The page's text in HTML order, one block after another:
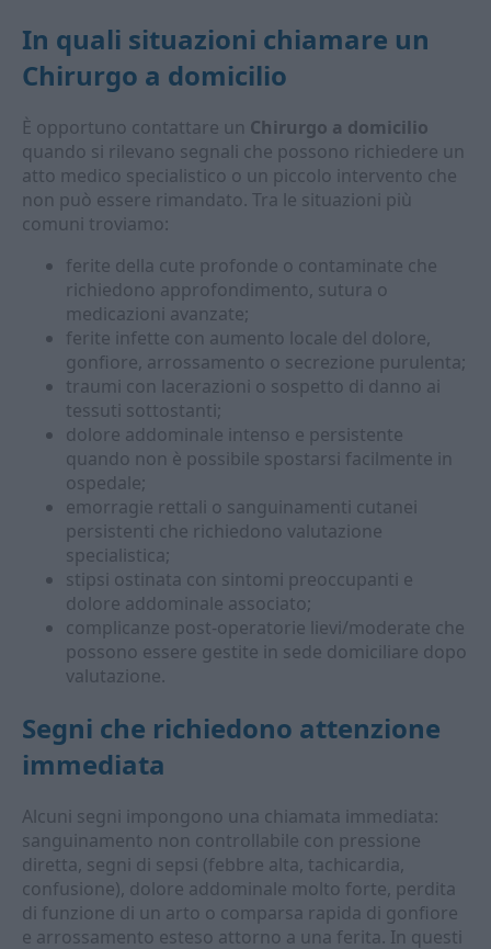
In quali situazioni chiamare un
Chirurgo a domicilio
È opportuno contattare un Chirurgo a domicilio
quando si rilevano segnali che possono richiedere un
atto medico specialistico o un piccolo intervento che
non può essere rimandato. Tra le situazioni più
comuni troviamo:
ferite della cute profonde o contaminate che
richiedono approfondimento, sutura o
medicazioni avanzate;
ferite infette con aumento locale del dolore,
gonfiore, arrossamento o secrezione purulenta;
traumi con lacerazioni o sospetto di danno ai
tessuti sottostanti;
dolore addominale intenso e persistente
quando non è possibile spostarsi facilmente in
ospedale;
emorragie rettali o sanguinamenti cutanei
persistenti che richiedono valutazione
specialistica;
stipsi ostinata con sintomi preoccupanti e
dolore addominale associato;
complicanze post-operatorie lievi/moderate che
possono essere gestite in sede domiciliare dopo
valutazione.
Segni che richiedono attenzione
immediata
Alcuni segni impongono una chiamata immediata:
sanguinamento non controllabile con pressione
diretta, segni di sepsi (febbre alta, tachicardia,
confusione), dolore addominale molto forte, perdita
di funzione di un arto o comparsa rapida di gonfiore
e arrossamento esteso attorno a una ferita. In questi